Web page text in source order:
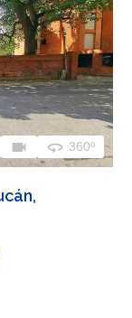
videocam 360 360º